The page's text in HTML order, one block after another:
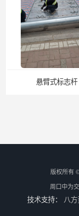
F型悬臂式交通标
版权所有
周口中为
技术支持： 八